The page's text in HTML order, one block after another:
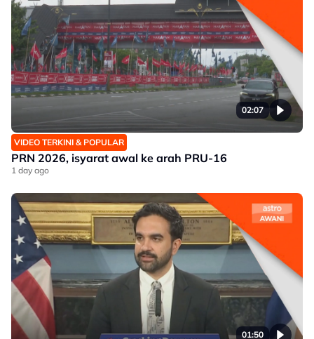
02:07
VIDEO TERKINI & POPULAR
PRN 2026, isyarat awal ke arah PRU-16
1 day ago
01:50